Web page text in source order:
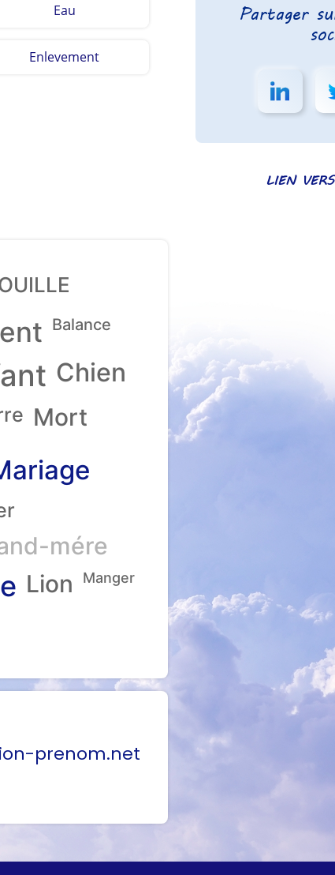
Eau
Enlevement
Partager
LIEN
Balance
Chien
Mort
mére
Lion Manger
prenom.net